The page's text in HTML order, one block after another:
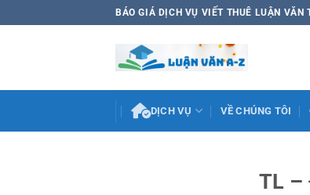
qua
BÁO GIÁ DỊCH VỤ VIẾT THUÊ LUẬN VĂN
DỊCH VỤ VỀ CHÚNG TÔI
TL –